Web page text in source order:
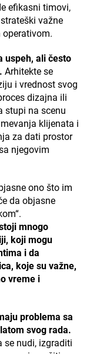
efikasni timovi,
važne
operativom.
uspeh, ali često
Arhitekte se
i vrednost svog
dizajna ili
stupi na scenu
klijenata i
za dati prostor
njegovim
ono što im
da objasne
mnogo
koji mogu
i da
koje su važne,
vreme i
problema sa
svog rada.
se nudi, izgraditi